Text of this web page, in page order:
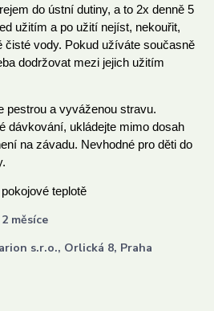
do ústní dutiny, a to 2x denně 5
užitím a po užití nejíst, nekouřit,
čisté vody. Pokud užíváte současně
dodržovat mezi jejich užitím
pestrou a vyváženou stravu.
dávkování, ukládejte mimo dosah
na závadu. Nevhodné pro děti do
teplotě
měsíce
s.r.o., Orlická 8, Praha